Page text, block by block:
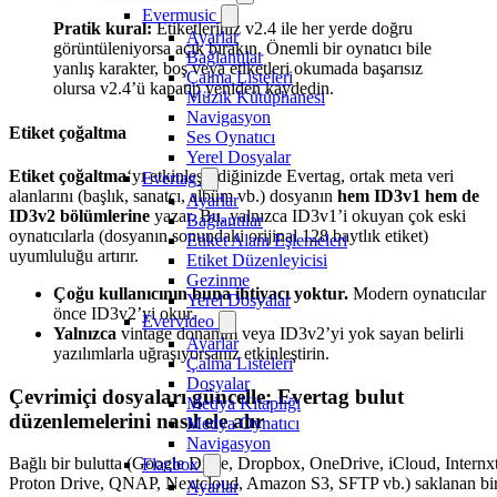
Evermusic
Ayarlar
Bağlantılar
Çalma Listeleri
Müzik Kütüphanesi
Navigasyon
Ses Oynatıcı
Yerel Dosyalar
Evertag
Ayarlar
Bağlantılar
Etiket Alanı Eşlemeleri
Etiket Düzenleyicisi
Gezinme
Yerel Dosyalar
Evervideo
Ayarlar
Çalma Listeleri
Dosyalar
Medya Kitaplığı
Medya Oynatıcı
Navigasyon
Flacbox
Ayarlar
Pratik kural:Etiketleriniz v2.4 ile her yerde doğru
görüntüleniyorsa açık bırakın. Önemli bir oynatıcı bile
yanlış karakter, boş veya etiketleri okumada başarısız
olursa v2.4’ü kapatıp yeniden kaydedin.
Etiket çoğaltma
Etiket çoğaltma‘yı etkinleştirdiğinizde Evertag, ortak meta veri
alanlarını (başlık, sanatçı, albüm vb.) dosyanın hem ID3v1 hem de
ID3v2 bölümlerine yazar. Bu, yalnızca ID3v1’i okuyan çok eski
oynatıcılarla (dosyanın sonundaki orijinal 128 baytlık etiket)
uyumluluğu artırır.
Çoğu kullanıcının buna ihtiyacı yoktur. Modern oynatıcılar
önce ID3v2’yi okur.
Yalnızca vintage donanım veya ID3v2’yi yok sayan belirli
yazılımlarla uğraşıyorsanız etkinleştirin.
Çevrimiçi dosyaları güncelle: Evertag bulut
düzenlemelerini nasıl ele alır
Bağlı bir bulutta (Google Drive, Dropbox, OneDrive, iCloud,
Proton Drive, QNAP, Nextcloud, Amazon S3, SFTP vb.) saklanan